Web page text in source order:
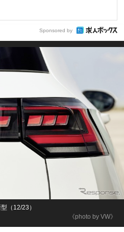
Sponsored by
《photo by VW》
（12/23）